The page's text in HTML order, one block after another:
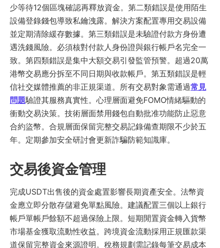
少等待12個區塊確認再釋放資金。第二類錯誤是使用陌生
設備登錄錢包導致私鑰洩露。解決方案配置專用交易設備
並定期清除緩存數據。第三類錯誤是未驗證付款方身份遭
遇洗錢風險。必須核對付款人身份證與銀行帳戶名完全一
致。第四類錯誤是集中大額交易引發監管預警。超過20萬
港幣交易應分拆至不同日期與收款帳戶。第五類錯誤是輕
信社交媒體推薦的非正規渠道。所有交易對象需通過常見
問題驗證其服務真實性。心理層面避免FOMO情緒驅動的
衝動交易決策。技術層面禁用錢包自動批准功能防止惡意
合約盜幣。合規層面保留完整交易記錄備查期限不少於五
年。定期參加安全研討會更新詐騙防範知識庫。
交易後資金管理
完成USDT出售後的資金處置影響長期資產安全。法幣資
金應立即分散存儲避免單點風險。建議配置三個以上銀行
帳戶單帳戶餘額不超過保險上限。短期閒置資金轉入貨幣
市場基金獲取流動性收益。跨境資金流動採用正規匯款渠
道保留完整資金來源證明。稅務規劃需記錄每筆交易成本